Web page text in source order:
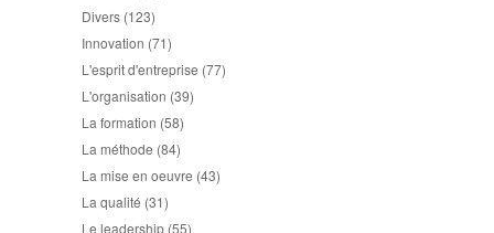
Divers (123)
Innovation (71)
L'esprit d'entreprise (77)
L'organisation (39)
La formation (58)
La méthode (84)
La mise en oeuvre (43)
La qualité (31)
Le leadership (55)